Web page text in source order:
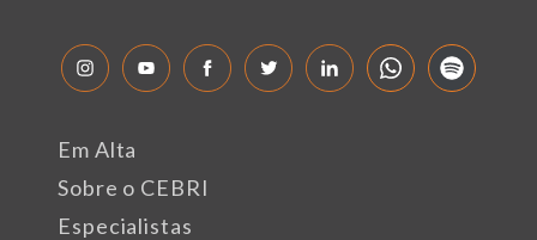
Em Alta
Sobre o CEBRI
Especialistas